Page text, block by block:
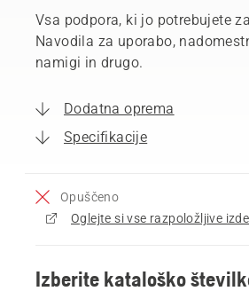
Vsa podpora, ki jo potrebujete
Navodila za uporabo,
namigi in drugo.
Dodatna oprema
Specifikacije
Opuščeno
Izberite kataloško